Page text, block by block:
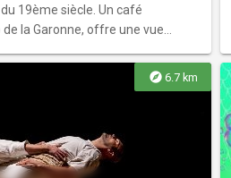
19ème siècle. Un café
la Garonne, offre une vue
explore 6.7 km